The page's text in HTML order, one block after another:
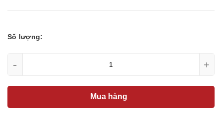
Số lượng:
- +
Mua hàng